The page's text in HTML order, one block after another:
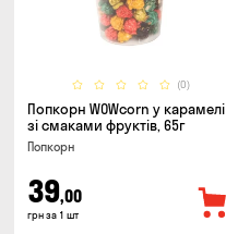
(0)
Попкорн WOWcorn у карамелі
зі смаками фруктів, 65г
Попкорн
39,00
грн за 1 шт